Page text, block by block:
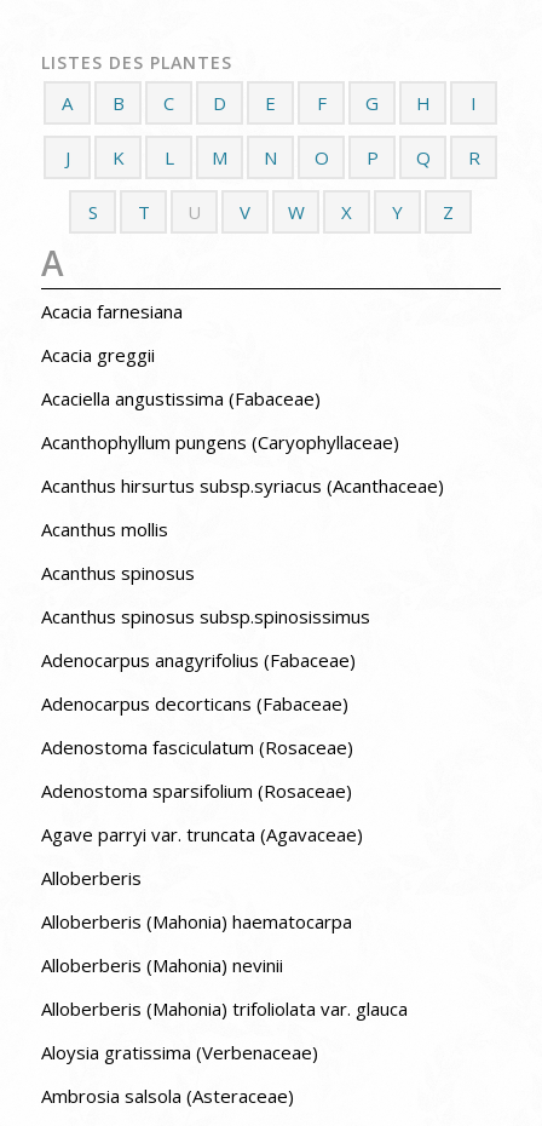
LISTES DES PLANTES
A B C D E F G H I
J K L M N O P Q R
S T U V W X Y Z
A
Acacia farnesiana
Acacia greggii
Acaciella angustissima (Fabaceae)
Acanthophyllum pungens (Caryophyllaceae)
Acanthus hirsurtus subsp.syriacus (Acanthaceae)
Acanthus mollis
Acanthus spinosus
Acanthus spinosus subsp.spinosissimus
Adenocarpus anagyrifolius (Fabaceae)
Adenocarpus decorticans (Fabaceae)
Adenostoma fasciculatum (Rosaceae)
Adenostoma sparsifolium (Rosaceae)
Agave parryi var. truncata (Agavaceae)
Alloberberis
Alloberberis (Mahonia) haematocarpa
Alloberberis (Mahonia) nevinii
Alloberberis (Mahonia) trifoliolata var. glauca
Aloysia gratissima (Verbenaceae)
Ambrosia salsola (Asteraceae)